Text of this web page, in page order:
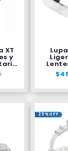
XT
y
29%OFF